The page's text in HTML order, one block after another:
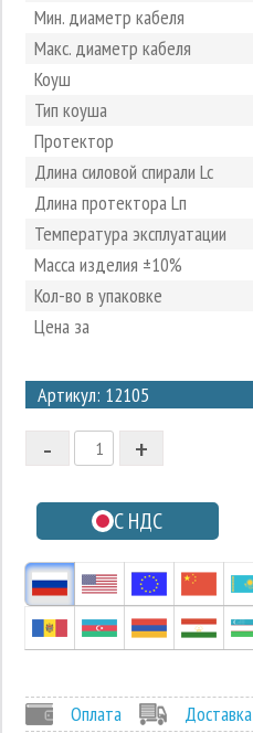
Мин. диаметр кабеля
Макс. диаметр кабеля
Коуш
Тип коуша
Протектор
Длина силовой спирали Lc
Длина протектора Lп
Температура эксплуатации
Масса изделия ±10%
Кол-во в упаковке
Цена за
Артикул: 12105
2
1
-1
+
-
С НДС
Оплата
Доставка